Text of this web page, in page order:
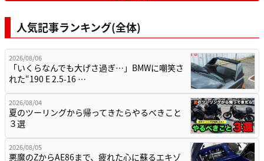
人気記事ランキング(全体)
2026/08/06
「いくらなんでも大げさ過ぎ…」BMWに嘲笑さ
れた“190 E 2.5-16 …
2026/08/04
夏のツーリングから帰ってきたらやるべきこと
３選
2026/08/05
悪魔のZからAE86まで、疲れた心に蘇るエキゾ